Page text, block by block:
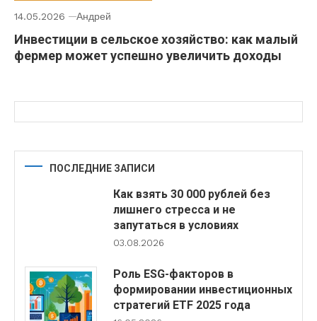
14.05.2026 Андрей
Инвестиции в сельское хозяйство: как малый
фермер может успешно увеличить доходы
ПОСЛЕДНИЕ ЗАПИСИ
Как взять 30 000 рублей без
лишнего стресса и не
запутаться в условиях
03.08.2026
Роль ESG-факторов в
формировании инвестиционных
стратегий ETF 2025 года